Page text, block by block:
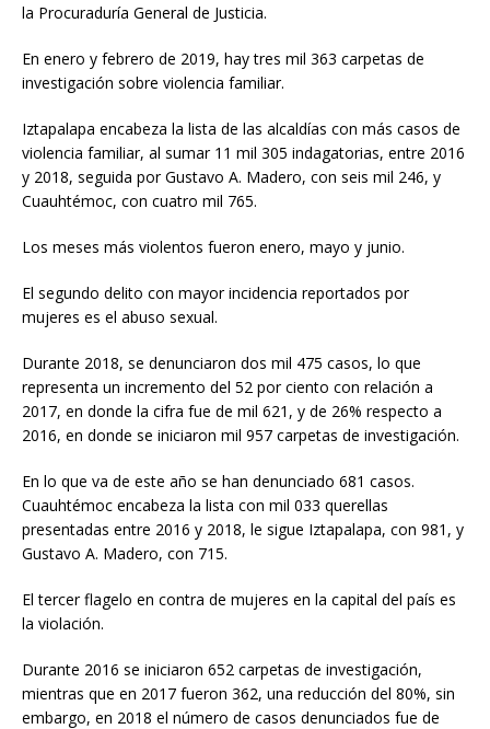
la Procuraduría General de Justicia.
En enero y febrero de 2019, hay tres mil 363 carpetas de
investigación sobre violencia familiar.
Iztapalapa encabeza la lista de las alcaldías con más casos de
violencia familiar, al sumar 11 mil 305 indagatorias, entre 2016
y 2018, seguida por Gustavo A. Madero, con seis mil 246, y
Cuauhtémoc, con cuatro mil 765.
Los meses más violentos fueron enero, mayo y junio.
El segundo delito con mayor incidencia reportados por
mujeres es el abuso sexual.
Durante 2018, se denunciaron dos mil 475 casos, lo que
representa un incremento del 52 por ciento con relación a
2017, en donde la cifra fue de mil 621, y de 26% respecto a
2016, en donde se iniciaron mil 957 carpetas de investigación.
En lo que va de este año se han denunciado 681 casos.
Cuauhtémoc encabeza la lista con mil 033 querellas
presentadas entre 2016 y 2018, le sigue Iztapalapa, con 981, y
Gustavo A. Madero, con 715.
El tercer flagelo en contra de mujeres en la capital del país es
la violación.
Durante 2016 se iniciaron 652 carpetas de investigación,
mientras que en 2017 fueron 362, una reducción del 80%, sin
embargo, en 2018 el número de casos denunciados fue de